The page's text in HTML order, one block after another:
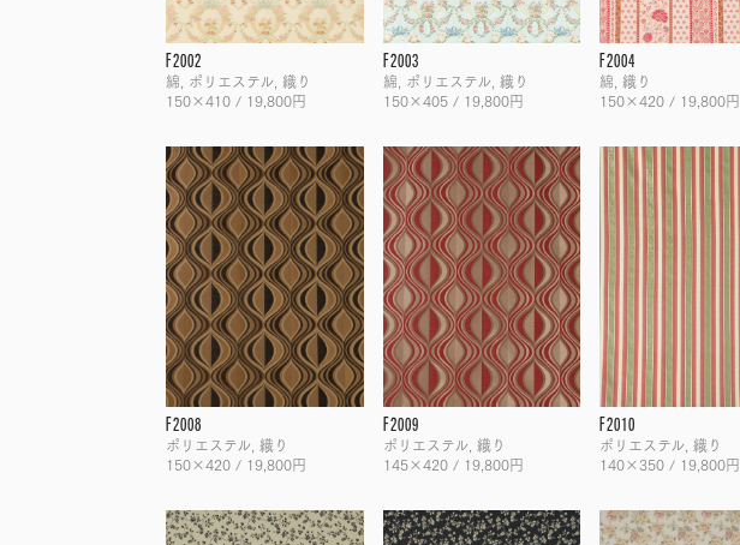
F2002
綿, ポリエステル, 織り
150×410 / 19,800円
F2003
綿, ポリエステル, 織り
150×405 / 19,800円
F2004
綿, 織り
150×420 / 19,800円
F2008
ポリエステル, 織り
150×420 / 19,800円
F2009
ポリエステル, 織り
145×420 / 19,800円
F2010
ポリエステル, 織り
140×350 / 19,800円